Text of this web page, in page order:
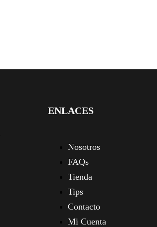
ENLACES
Nosotros
FAQs
Tienda
Tips
Contacto
Mi Cuenta